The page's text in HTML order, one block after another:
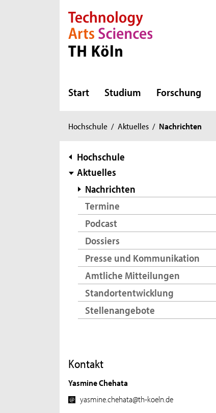
Direkt zur Hauptnavigation
Direkt zur Subnavigation
Direkt zum Inhalt
Direkt zum Fußbereich
Start Studium Forschung
Sie
hier:
Hochschule / Aktuelles / Nachrichten
Subnavigation
Hochschule
Aktuelles
Nachrichten
Termine
Podcast
Dossiers
Presse und Kommunikation
Amtliche Mitteilungen
Standortentwicklung
Stellenangebote
Kontakt
Yasmine Chehata
yasmine.chehata@th-koeln.de